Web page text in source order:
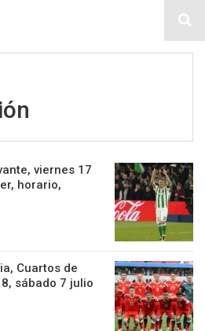
viernes 17
horario,
Cuartos de
sábado 7 julio